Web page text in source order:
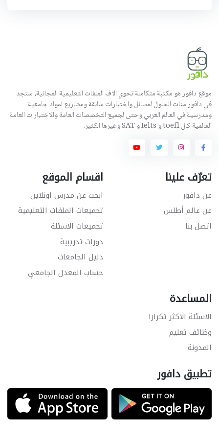
موقع دافور هو مكتبة متكاملة تحوي الاف الملفات التعليمية المجانية, ستجد
في دافور مئات الحلول لمسائل واختبارات سابقة ومشاريع لمواد جامعية
ومدرسية في العالم العربي وحتى لجميع التخصصات العامة والاختبارات العامة
العالمية كال toefl و Ielts و SAT وغيرها الكثير.
تعرّف علينا
عن دافور
عن عالم أطلس
اتصل بنا
اقسام الموقع
ابحث عن مدرس اونلاين
تجميعات الملفات التعليمية
تجميعات الاسئلة
دورات تدريبية
دليل الجامعات
حساب المعدل الجامعي
المساعدة
الاسئلة الاكثر تكرارا
وظائف تعليم
المدونة
تطبيق دافور